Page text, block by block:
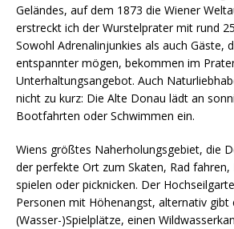
Geländes, auf dem 1873 die Wiener
erstreckt ich der Wurstelprater mit rund
Sowohl Adrenalinjunkies als auch Gäste,
entspannter mögen, bekommen im
Unterhaltungsangebot. Auch
nicht zu kurz: Die Alte Donau lädt an
Bootfahrten oder Schwimmen ein.
Wiens größtes Naherholungsgebiet, die
der perfekte Ort zum Skaten, Rad fahren,
spielen oder picknicken. Der
Personen mit Höhenangst, alternativ gibt
(Wasser-)Spielplätze, einen